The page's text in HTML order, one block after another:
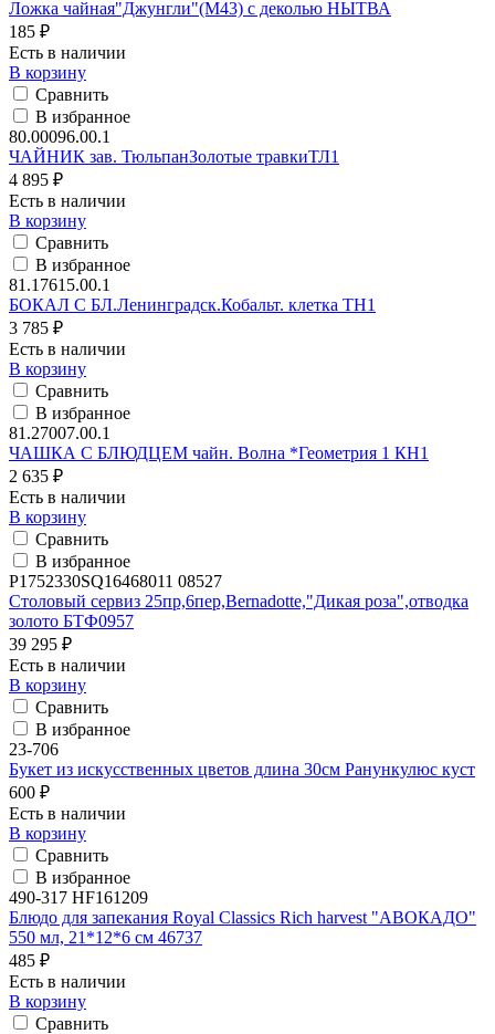
Ложка чайная"Джунгли"(М43) с деколью НЫТВА
185 ₽
Есть в наличии
В корзину
Сравнить
В избранное
80.00096.00.1
ЧАЙНИК зав. ТюльпанЗолотые травкиТЛ1
4 895 ₽
Есть в наличии
В корзину
Сравнить
В избранное
81.17615.00.1
БОКАЛ С БЛ.Ленинградск.Кобальт. клетка ТН1
3 785 ₽
Есть в наличии
В корзину
Сравнить
В избранное
81.27007.00.1
ЧАШКА С БЛЮДЦЕМ чайн. Волна *Геометрия 1 КН1
2 635 ₽
Есть в наличии
В корзину
Сравнить
В избранное
P1752330SQ16468011 08527
Столовый сервиз 25пр,6пер,Bernadotte,"Дикая роза",отводка
золото БТФ0957
39 295 ₽
Есть в наличии
В корзину
Сравнить
В избранное
23-706
Букет из искусственных цветов длина 30см Ранункулюс куст
600 ₽
Есть в наличии
В корзину
Сравнить
В избранное
490-317 HF161209
Блюдо для запекания Royal Classics Rich harvest "АВОКАДО"
550 мл, 21*12*6 см 46737
485 ₽
Есть в наличии
В корзину
Сравнить